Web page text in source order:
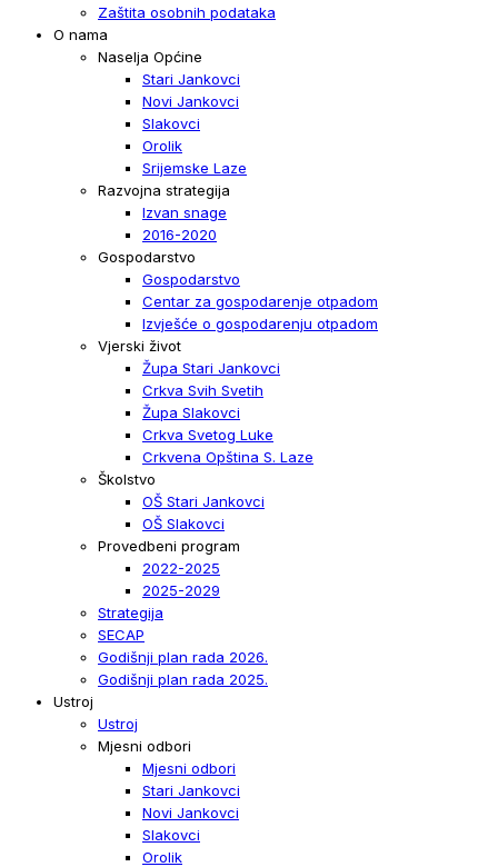
Zaštita osobnih podataka
O nama
Naselja Općine
Stari Jankovci
Novi Jankovci
Slakovci
Orolik
Srijemske Laze
Razvojna strategija
Izvan snage
2016-2020
Gospodarstvo
Gospodarstvo
Centar za gospodarenje otpadom
Izvješće o gospodarenju otpadom
Vjerski život
Župa Stari Jankovci
Crkva Svih Svetih
Župa Slakovci
Crkva Svetog Luke
Crkvena Opština S. Laze
Školstvo
OŠ Stari Jankovci
OŠ Slakovci
Provedbeni program
2022-2025
2025-2029
Strategija
SECAP
Godišnji plan rada 2026.
Godišnji plan rada 2025.
Ustroj
Ustroj
Mjesni odbori
Mjesni odbori
Stari Jankovci
Novi Jankovci
Slakovci
Orolik